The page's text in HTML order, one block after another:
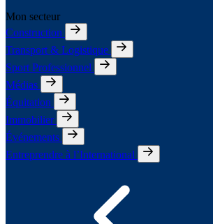
Mon secteur
Construction
Transport & Logistique
Sport Professionnel
Médias
Équitation
Immobilier
Événements
Entreprendre à l’International